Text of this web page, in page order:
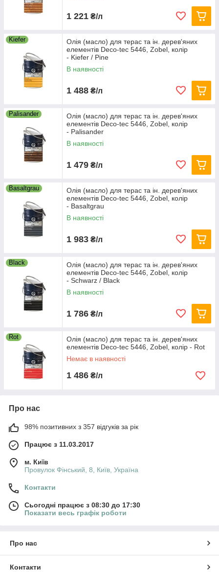
1 221 ₴/л
Kiefer
Олія (масло) для терас та ін. дерев'яних
елементів Deco-tec 5446, Zobel, колір
- Kiefer / Pine
В наявності
1 488 ₴/л
Palisander
Олія (масло) для терас та ін. дерев'яних
елементів Deco-tec 5446, Zobel, колір
- Palisander
В наявності
1 479 ₴/л
Basaltgrau
Олія (масло) для терас та ін. дерев'яних
елементів Deco-tec 5446, Zobel, колір
- Basaltgrau
В наявності
1 983 ₴/л
Black
Олія (масло) для терас та ін. дерев'яних
елементів Deco-tec 5446, Zobel, колір
- Schwarz / Black
В наявності
1 786 ₴/л
Rot
Олія (масло) для терас та ін. дерев'яних
елементів Deco-tec 5446, Zobel, колір - Rot
Немає в наявності
1 486 ₴/л
Про нас
98% позитивних з 357 відгуків за рік
Працює з 11.03.2017
м. Київ
Провулок Фінський, 8, Київ, Україна
Контакти
Сьогодні працює з 08:30 до 17:30
Показати весь графік роботи
Про нас
Контакти